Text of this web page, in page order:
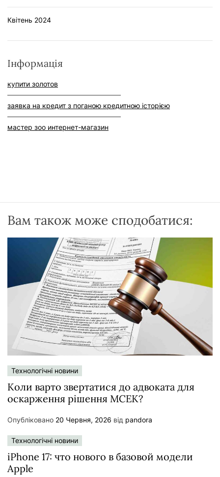
Квітень 2024
Інформація
купити золотов
–––––––––––––––––––––––––––––––––
заявка на кредит з поганою кредитною історією
–––––––––––––––––––––––––––––––––
мастер зоо интернет-магазин
Вам також може сподобатися:
Технологічні новини
Коли варто звертатися до адвоката для
оскарження рішення МСЕК?
Опубліковано 20 Червня, 2026 від pandora
Технологічні новини
iPhone 17: что нового в базовой модели
Apple